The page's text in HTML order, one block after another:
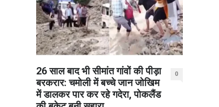
26 साल बाद भी सीमांत गांवों की पीड़ा
बरकरार: चमोली में बच्चे जान जोखिम
में डालकर पार कर रहे गदेरा, पोकलैंड
0